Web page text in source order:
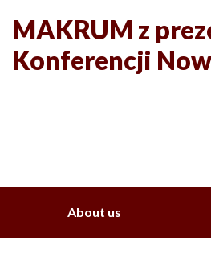
MAKRUM z
Konferencji
About us